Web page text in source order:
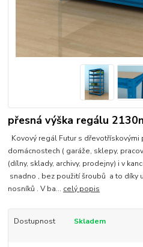
přesná výška regálu
Kovový regál Futur s dřevotřískovými
domácnostech ( garáže, sklepy,
(dílny, sklady, archivy, prodejny) i v
snadno , bez použití šroubů a to díky
nosníků . V ba... celý popis
Dostupnost Skladem